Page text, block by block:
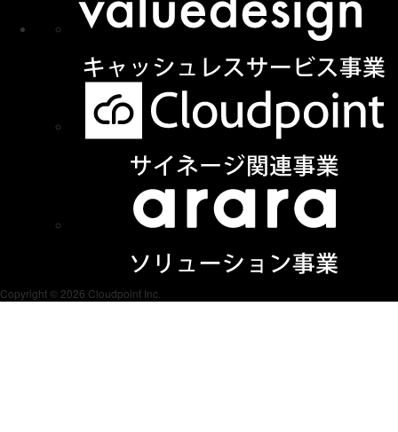
Copyright © 2026 Cloudpoint Inc.